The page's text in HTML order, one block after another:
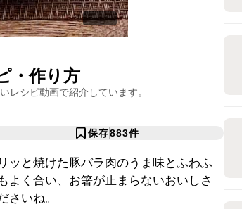
・作り方
レシピ動画で紹介しています。
保存883件
ッと焼けた豚バラ肉のうま味とふわふ
よく合い、お箸が止まらないおいしさ
いね。